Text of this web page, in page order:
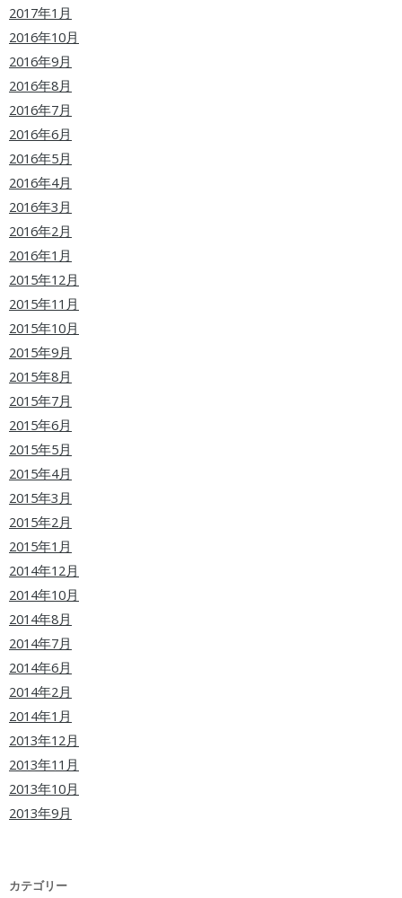
2017年1月
2016年10月
2016年9月
2016年8月
2016年7月
2016年6月
2016年5月
2016年4月
2016年3月
2016年2月
2016年1月
2015年12月
2015年11月
2015年10月
2015年9月
2015年8月
2015年7月
2015年6月
2015年5月
2015年4月
2015年3月
2015年2月
2015年1月
2014年12月
2014年10月
2014年8月
2014年7月
2014年6月
2014年2月
2014年1月
2013年12月
2013年11月
2013年10月
2013年9月
カテゴリー